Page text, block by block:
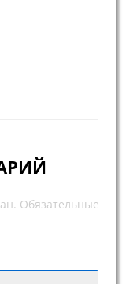
Обязательные